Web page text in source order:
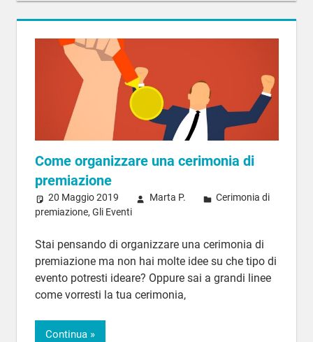
Come organizzare una cerimonia di
premiazione
20 Maggio 2019 Marta P.
Cerimonia di
premiazione, Gli Eventi
Stai pensando di organizzare una cerimonia di
premiazione ma non hai molte idee su che tipo di
evento potresti ideare? Oppure sai a grandi linee
come vorresti la tua cerimonia,
Continua